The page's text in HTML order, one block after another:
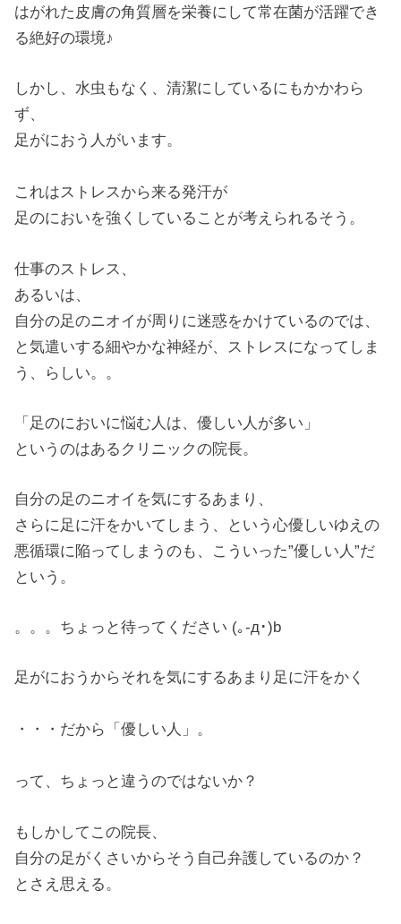
はがれた皮膚の角質層を栄養にして常在菌が活躍でき
る絶好の環境♪
しかし、水虫もなく、清潔にしているにもかかわら
ず、
足がにおう人がいます。
これはストレスから来る発汗が
足のにおいを強くしていることが考えられるそう。
仕事のストレス、
あるいは、
自分の足のニオイが周りに迷惑をかけているのでは、
と気遣いする細やかな神経が、ストレスになってしま
う、らしい。。
「足のにおいに悩む人は、優しい人が多い」
というのはあるクリニックの院長。
自分の足のニオイを気にするあまり、
さらに足に汗をかいてしまう、という心優しいゆえの
悪循環に陥ってしまうのも、こういった”優しい人”だ
という。
。。。ちょっと待ってください (｡-д･)b
足がにおうからそれを気にするあまり足に汗をかく
・・・だから「優しい人」。
って、ちょっと違うのではないか？
もしかしてこの院長、
自分の足がくさいからそう自己弁護しているのか？
とさえ思える。